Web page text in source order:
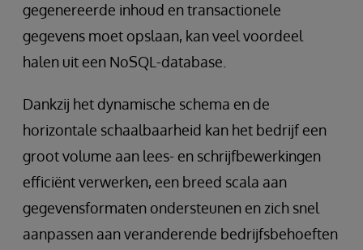
gegenereerde inhoud en transactionele
gegevens moet opslaan, kan veel voordeel
halen uit een NoSQL-database.
Dankzij het dynamische schema en de
horizontale schaalbaarheid kan het bedrijf een
groot volume aan lees- en schrijfbewerkingen
efficiënt verwerken, een breed scala aan
gegevensformaten ondersteunen en zich snel
aanpassen aan veranderende bedrijfsbehoeften